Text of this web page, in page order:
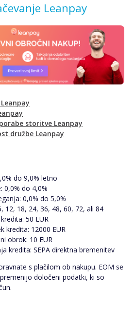
Leanpay
storitve Leanpay
družbe Leanpay
do 9,0% letno
0,0% do 4,0%
0,0% do 5,0%
12, 18, 24, 36, 48, 60, 72, ali 84
50 EUR
kredita: 12000 EUR
obrok: 10 EUR
kredita: SEPA direktna bremenitev
s plačilom ob nakupu. EOM se
določeni podatki, ki so